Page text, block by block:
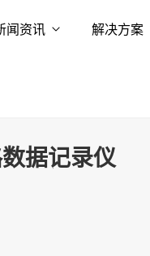
闻资讯 解决方案
据记录仪